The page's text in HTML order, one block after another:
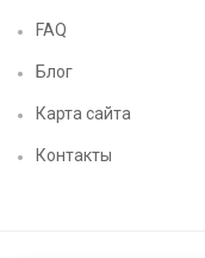
FAQ
Блог
Карта сайта
Контакты